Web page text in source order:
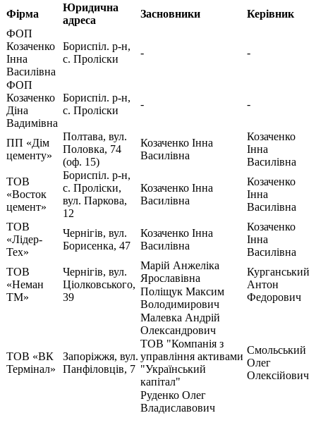
Фірма
Юридична
адреса
Засновники
Керівник
ФОП
Козаченко
Інна
Василівна
Бориспіл. р-н,
с. Проліски
- -
ФОП
Козаченко
Діна
Вадимівна
Бориспіл. р-н,
с. Проліски
- -
ПП «Дім
цементу»
Полтава, вул.
Половка, 74
(оф. 15)
Козаченко Інна
Василівна
Козаченко
Інна
Василівна
ТОВ
«Восток
цемент»
Бориспіл. р-н,
с. Проліски,
вул. Паркова,
12
Козаченко Інна
Василівна
Козаченко
Інна
Василівна
ТОВ
«Лідер-
Тех»
Чернігів, вул.
Борисенка, 47
Козаченко Інна
Василівна
Козаченко
Інна
Василівна
ТОВ
«Неман
ТМ»
Чернігів, вул.
Ціолковського,
39
Марій Анжеліка
Ярославівна
Курганський
Антон
Федорович
Поліщук Максим
Володимирович
ТОВ «ВК
Термінал»
Запоріжжя, вул.
Панфіловців, 7
Малевка Андрій
Олександрович
Смольський
Олег
Олексійович
ТОВ "Компанія з
управління активами
"Український
капітал"
Руденко Олег
Владиславович